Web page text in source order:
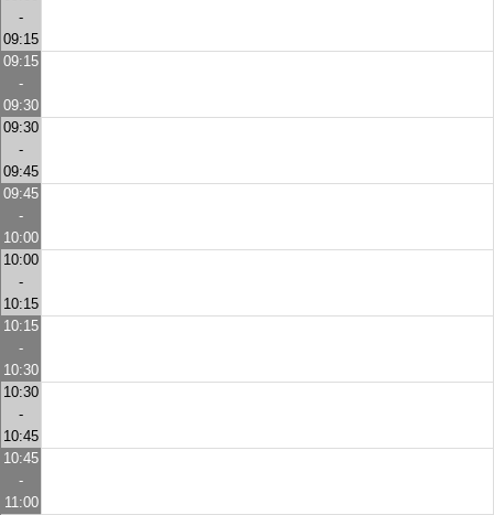
-
09:15
09:15
-
09:30
09:30
-
09:45
09:45
-
10:00
10:00
-
10:15
10:15
-
10:30
10:30
-
10:45
10:45
-
11:00